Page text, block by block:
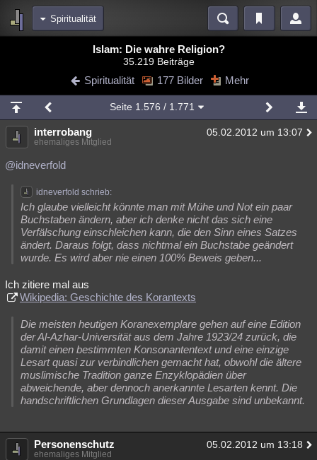
Spiritualität
Diskussionen Blogs Videos
Chat Wiki Neuigkeiten
meine Rubriken
Menschen Wissenschaft Mystery Kriminalfälle
Spiritualität
Natur Umfragen
weitere Rubriken
Philosophie Träume Orte Esoterik Literatur
Astronomie Helpdesk Gruppen Gaming Filme
Musik Clash
Besucht Teilgenommen Alle Neue Geschlossen
Lesenswert Schlüsselwörter
Islam: Die wahre Religion?
35.219 Beiträge
Spiritualität 177 Bilder Mehr
Seite 1.576 / 1.771
interrobang 05.02.2012 um 13:07
ehemaliges Mitglied
@idneverfold
idneverfold schrieb:
Ich glaube vielleicht könnte man mit Mühe und Not ein paar
Buchstaben ändern, aber ich denke nicht das sich eine
Verfälschung einschleichen kann, die den Sinn eines Satzes
ändert. Daraus folgt, dass nichtmal ein Buchstabe geändert
wurde. Es wird aber nie einen 100% Beweis geben...
Ich zitiere mal aus
Wikipedia: Geschichte des Korantexts
Die meisten heutigen Koranexemplare gehen auf eine Edition
der Al-Azhar-Universität aus dem Jahre 1923/24 zurück, die
damit einen bestimmten Konsonantentext und eine einzige
Lesart quasi zur verbindlichen gemacht hat, obwohl die ältere
muslimische Tradition ganze Enzyklopädien über
abweichende, aber dennoch anerkannte Lesarten kennt. Die
handschriftlichen Grundlagen dieser Ausgabe sind unbekannt.
Personenschutz 05.02.2012 um 13:18
ehemaliges Mitglied